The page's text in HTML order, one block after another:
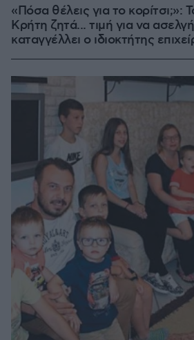
«Πόσα θέλεις για το κορίτσι;»:
Κρήτη ζητά... τιμή για να
καταγγέλλει ο ιδιοκτήτης